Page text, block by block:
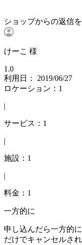
ショップからの返信
けーこ 様
1.0
利用日： 2019/06/27
ロケーション：1
|
サービス：1
|
施設：1
|
料金：1
一方的に
申し込んだら一方的
だけでキャンセルされ